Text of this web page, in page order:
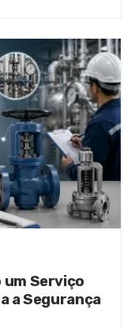
um Serviço
a Segurança